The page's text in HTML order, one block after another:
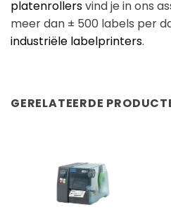
platenrollersvind je in ons
meer dan ± 500 labels per
industriële labelprinters.
GERELATEERDE